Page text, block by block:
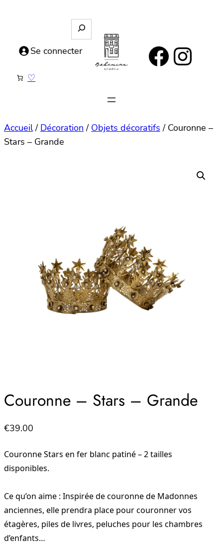
https://www.facebook.com/bohemianlifestyle.be Instagram
e
c
e
Se connecter
♡
Accueil/ Décoration / Objets décoratifs / Couronne –
Stars – Grande
Couronne – Stars – Grande
€39.00
Couronne Stars en fer blanc patiné – 2 tailles
disponibles.
Ce qu’on aime : Inspirée de couronne de Madonnes
anciennes, elle prendra place pour couronner vos
étagères, piles de livres, peluches pour les chambres
d’enfants…